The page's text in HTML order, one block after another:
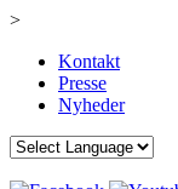
>
Kontakt
Presse
Nyheder